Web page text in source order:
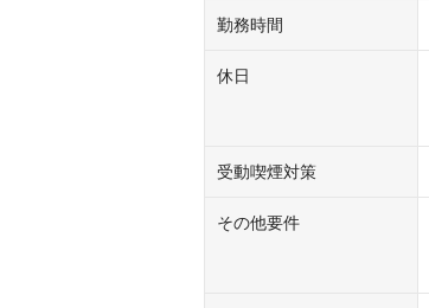
勤務時間
休日
受動喫煙対策
その他要件